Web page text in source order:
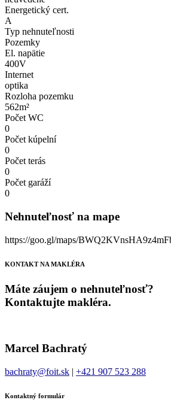
Energetický cert.
A
Typ nehnuteľnosti
Pozemky
El. napätie
400V
Internet
optika
Rozloha pozemku
562m²
Počet WC
0
Počet kúpelní
0
Počet terás
0
Počet garáží
0
Nehnuteľnosť na mape
https://goo.gl/maps/
KONTAKT NA MAKLÉRA
Máte záujem o nehnuteľnosť?
Kontaktujte makléra.
Marcel Bachratý
bachraty@foit.sk | +421 907 523 288
Kontaktný formulár